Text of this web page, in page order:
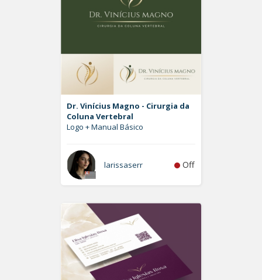
Dr. Vinícius Magno - Cirurgia da
Coluna Vertebral
Logo + Manual Básico
larissaserr Off